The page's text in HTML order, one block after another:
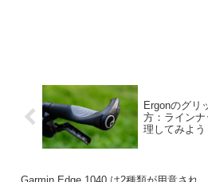
Ergonのグリ
方：ライン
理してみよう